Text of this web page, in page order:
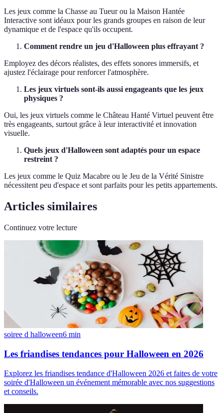
Les jeux comme la Chasse au Tueur ou la Maison Hantée
Interactive sont idéaux pour les grands groupes en raison de leur
dynamique et de l'espace qu'ils occupent.
Comment rendre un jeu d'Halloween plus effrayant ?
Employez des décors réalistes, des effets sonores immersifs, et
ajustez l'éclairage pour renforcer l'atmosphère.
Les jeux virtuels sont-ils aussi engageants que les jeux
physiques ?
Oui, les jeux virtuels comme le Château Hanté Virtuel peuvent être
très engageants, surtout grâce à leur interactivité et innovation
visuelle.
Quels jeux d'Halloween sont adaptés pour un espace
restreint ?
Les jeux comme le Quiz Macabre ou le Jeu de la Vérité Sinistre
nécessitent peu d'espace et sont parfaits pour les petits appartements.
Articles similaires
Continuez votre lecture
soiree d halloween6 min
Les friandises tendances pour Halloween en 2026
Explorez les friandises tendance d'Halloween 2026 et faites de votre
soirée d'Halloween un événement mémorable avec nos suggestions
et conseils.